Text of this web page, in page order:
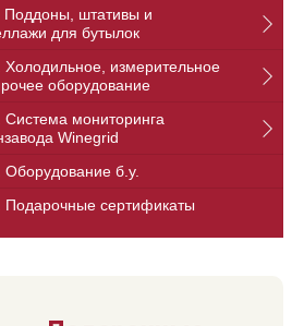
Поддоны, штативы и
для бутылок
Холодильное, измерительное
оборудование
Cистема мониторинга
Winegrid
Оборудование б.у.
Подарочные сертификаты